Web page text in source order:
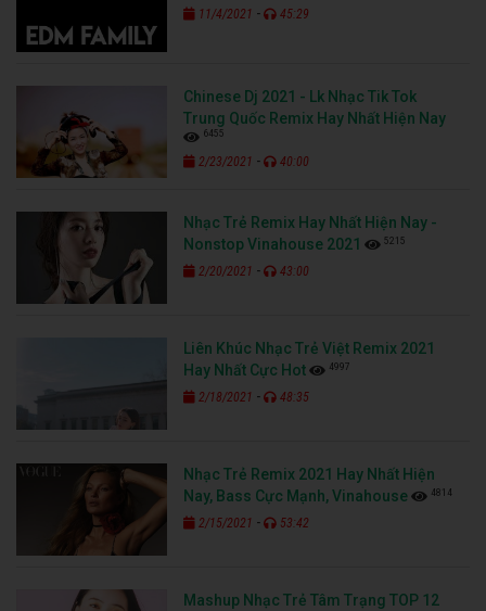
11/4/2021 - 45:29
Chinese Dj 2021 - Lk Nhạc Tik Tok
Trung Quốc Remix Hay Nhất Hiện Nay
6455
2/23/2021 - 40:00
Nhạc Trẻ Remix Hay Nhất Hiện Nay -
Nonstop Vinahouse 2021
5215
2/20/2021 - 43:00
Liên Khúc Nhạc Trẻ Việt Remix 2021
Hay Nhất Cực Hot
4997
2/18/2021 - 48:35
Nhạc Trẻ Remix 2021 Hay Nhất Hiện
Nay, Bass Cực Mạnh, Vinahouse
4814
2/15/2021 - 53:42
Mashup Nhạc Trẻ Tâm Trạng TOP 12